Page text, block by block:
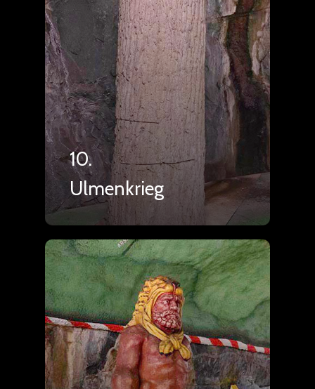
10.
Ulmenkrieg